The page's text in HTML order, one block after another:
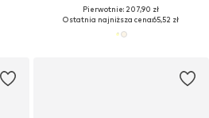
Pierwotnie: 207,90 zł
Ostatnia najniższa cena:65,52 zł